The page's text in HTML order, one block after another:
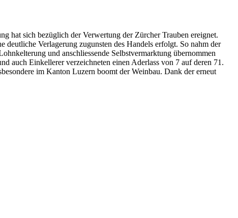
hat sich bezüglich der Verwertung der Zürcher Trauben ereignet.
Verlagerung zugunsten des Handels erfolgt. So nahm der
und anschliessende Selbstvermarktung übernommen
auch Einkellerer verzeichneten einen Aderlass von 7 auf deren 71.
im Kanton Luzern boomt der Weinbau. Dank der erneut